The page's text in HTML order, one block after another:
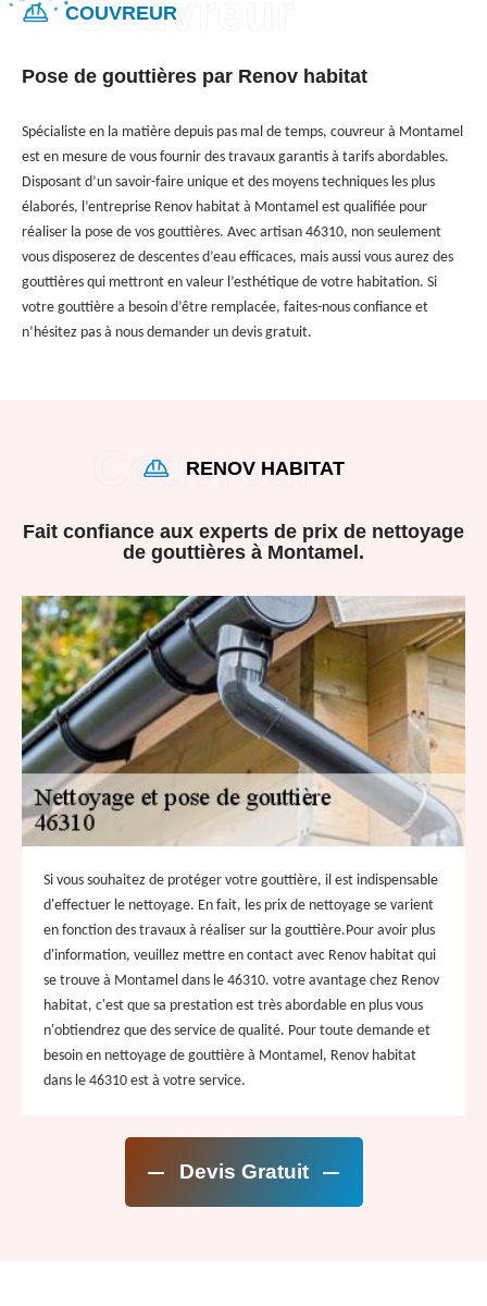
COUVREUR
Pose de gouttières par Renov habitat
Spécialiste en la matière depuis pas mal de temps, couvreur à Montamel
est en mesure de vous fournir des travaux garantis à tarifs abordables.
Disposant d’un savoir-faire unique et des moyens techniques les plus
élaborés, l’entreprise Renov habitat à Montamel est qualifiée pour
réaliser la pose de vos gouttières. Avec artisan 46310, non seulement
vous disposerez de descentes d’eau efficaces, mais aussi vous aurez des
gouttières qui mettront en valeur l’esthétique de votre habitation. Si
votre gouttière a besoin d’être remplacée, faites-nous confiance et
n’hésitez pas à nous demander un devis gratuit.
RENOV HABITAT
Fait confiance aux experts de prix de nettoyage
de gouttières à Montamel.
Si vous souhaitez de protéger votre gouttière, il est indispensable
d'effectuer le nettoyage. En fait, les prix de nettoyage se varient
en fonction des travaux à réaliser sur la gouttière.Pour avoir plus
d'information, veuillez mettre en contact avec Renov habitat qui
se trouve à Montamel dans le 46310. votre avantage chez Renov
habitat, c'est que sa prestation est très abordable en plus vous
n'obtiendrez que des service de qualité. Pour toute demande et
besoin en nettoyage de gouttière à Montamel, Renov habitat
dans le 46310 est à votre service.
Devis Gratuit